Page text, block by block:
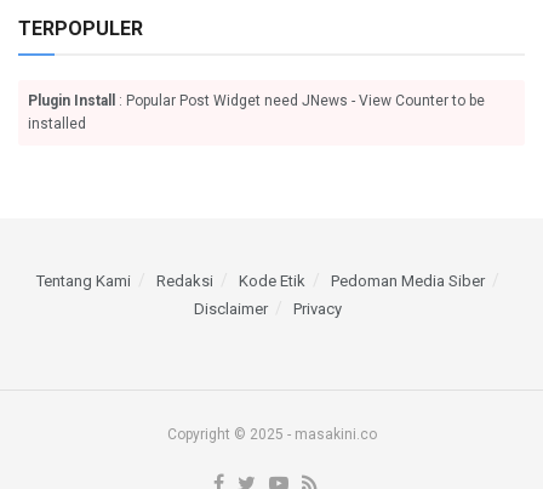
TERPOPULER
Plugin Install
: Popular Post Widget need JNews - View Counter to be
installed
Tentang Kami Redaksi Kode Etik
Pedoman Media Siber
Disclaimer
Privacy
Copyright © 2025 - masakini.co